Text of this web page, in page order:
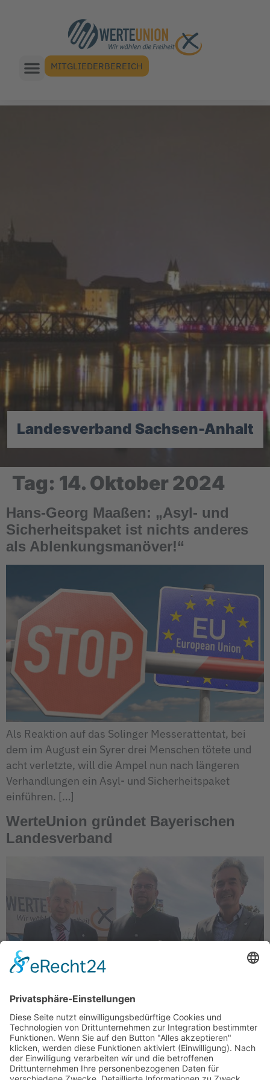
MITGLIEDERBEREICH
Landesverband Sachsen-Anhalt
Tag: 14. Oktober 2024
Hans-Georg Maaßen: „Asyl- und
Sicherheitspaket ist nichts anderes
als Ablenkungsmanöver!“
Als Reaktion auf das Solinger Messerattentat, bei
dem im August ein Syrer drei Menschen tötete und
acht verletzte, will die Ampel nun nach längeren
Verhandlungen ein Asyl- und Sicherheitspaket
einführen. […]
WerteUnion gründet Bayerischen
Landesverband
Am Samstag wählte die WerteUnion den Diplom-
Biologen Dr. Jörg Uhlig aus dem Landkreis
Regensburg zu ihrem bayerischen
Parteivorsitzenden. Er ist 54 Jahre alt, verheiratet,